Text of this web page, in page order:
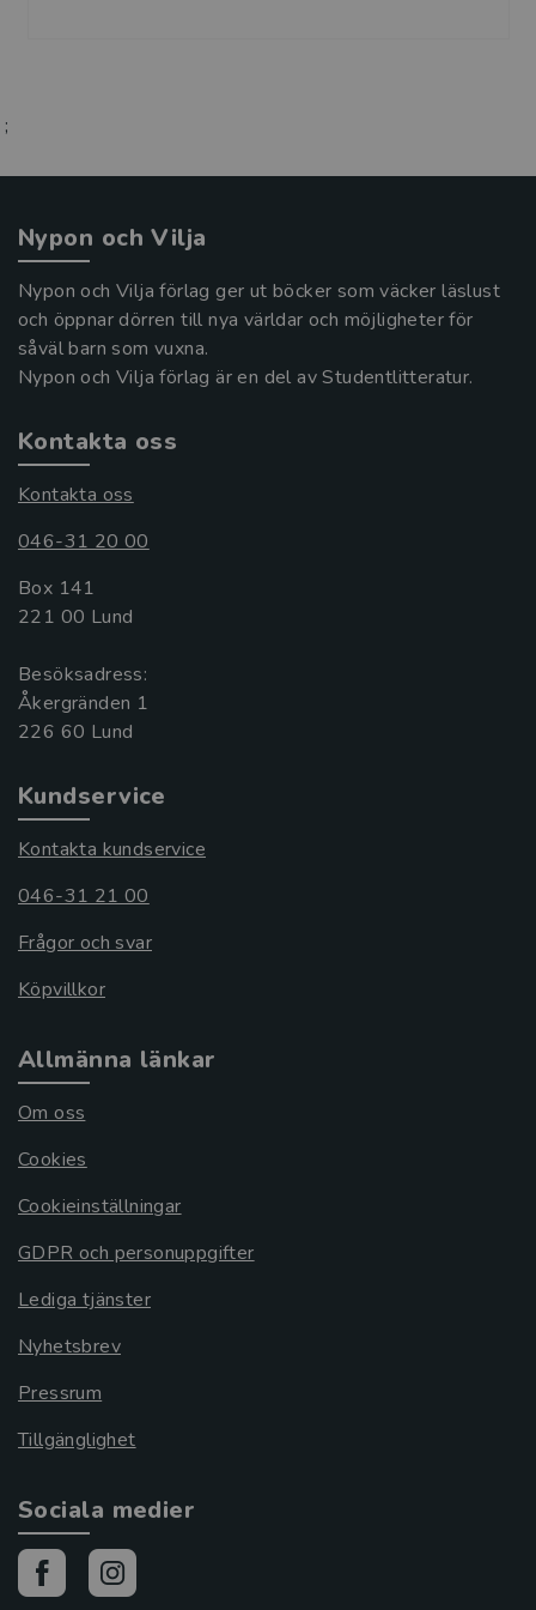
;
Nypon och Vilja
Nypon och Vilja förlag ger ut böcker som väcker läslust
och öppnar dörren till nya världar och möjligheter för
såväl barn som vuxna.
Nypon och Vilja förlag är en del av Studentlitteratur.
Kontakta oss
Kontakta oss
046-31 20 00
Box 141
221 00 Lund
Besöksadress:
Åkergränden 1
Kundservice
Kontakta kundservice
046-31 21 00
Frågor och svar
Köpvillkor
Allmänna länkar
Om oss
Cookies
Cookieinställningar
GDPR och personuppgifter
Lediga tjänster
Nyhetsbrev
Pressrum
Tillgänglighet
Sociala medier